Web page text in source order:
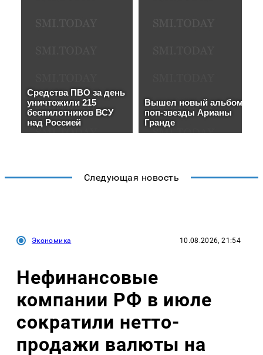
Следующая новость
Экономика 10.08.2026, 21:54
Нефинансовые
компании РФ в июле
сократили нетто-
продажи валюты на